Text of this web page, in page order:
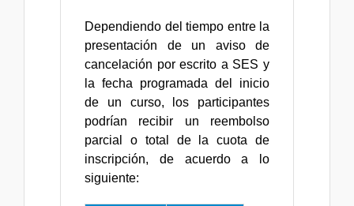
Dependiendo del tiempo entre la
presentación de un aviso de
cancelación por escrito a SES y
la fecha programada del inicio
de un curso, los participantes
podrían recibir un reembolso
parcial o total de la cuota de
inscripción, de acuerdo a lo
siguiente: